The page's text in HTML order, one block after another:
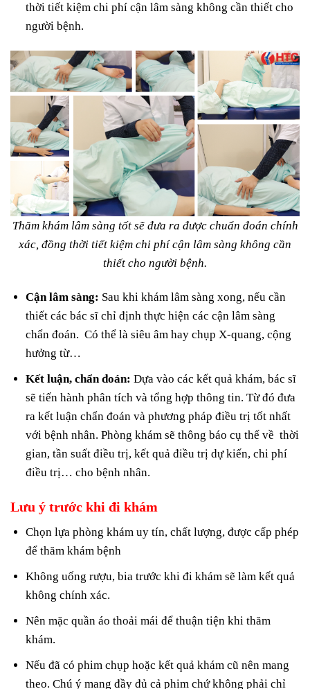
thời tiết kiệm chi phí cận lâm sàng không cần thiết cho
người bệnh.
Thăm khám lâm sàng tốt sẽ đưa ra được chuẩn đoán chính
xác, đồng thời tiết kiệm chi phí cận lâm sàng không cần
thiết cho người bệnh.
Cận lâm sàng: Sau khi khám lâm sàng xong, nếu cần
thiết các bác sĩ chỉ định thực hiện các cận lâm sàng
chẩn đoán. Có thể là siêu âm hay chụp X-quang, cộng
hưởng từ…
Kết luận, chẩn đoán: Dựa vào các kết quả khám, bác sĩ
sẽ tiến hành phân tích và tổng hợp thông tin. Từ đó đưa
ra kết luận chẩn đoán và phương pháp điều trị tốt nhất
với bệnh nhân. Phòng khám sẽ thông báo cụ thể về thời
gian, tần suất điều trị, kết quả điều trị dự kiến, chi phí
điều trị… cho bệnh nhân.
Lưu ý trước khi đi khám
Chọn lựa phòng khám uy tín, chất lượng, được cấp phép
để thăm khám bệnh
Không uống rượu, bia trước khi đi khám sẽ làm kết quả
không chính xác.
Nên mặc quần áo thoải mái để thuận tiện khi thăm
khám.
Nếu đã có phim chụp hoặc kết quả khám cũ nên mang
theo. Chú ý mang đầy đủ cả phim chứ không phải chỉ